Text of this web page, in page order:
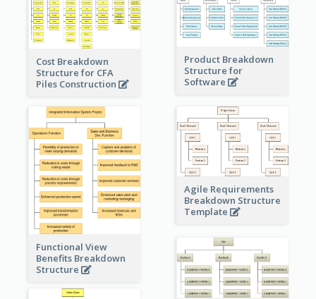
Cost Breakdown
Structure for CFA
Piles Construction
Product Breakdown
Structure for
Software
Functional View
Benefits Breakdown
Structure
Agile Requirements
Breakdown Structure
Template